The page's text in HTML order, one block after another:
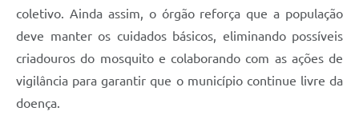
coletivo. Ainda assim, o órgão reforça que a população
deve manter os cuidados básicos, eliminando possíveis
criadouros do mosquito e colaborando com as ações de
vigilância para garantir que o município continue livre da
doença.